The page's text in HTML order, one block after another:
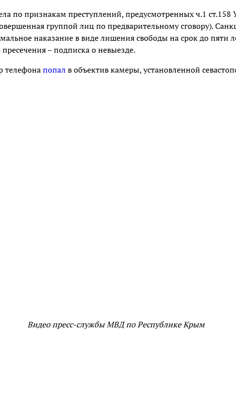
по признакам преступлений, предусмотренных ч.1
группой лиц по предварительному сговору).
наказание в виде лишения свободы на срок до пяти
– подписка о невыезде.
телефонапопал в объектив камеры, установленной
Видео пресс-службы МВД по Республике Крым